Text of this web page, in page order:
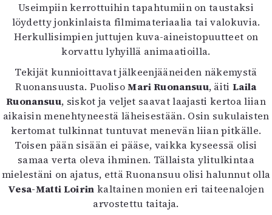
Useimpiin kerrottuihin tapahtumiin on taustaksi
löydetty jonkinlaista filmimateriaalia tai valokuvia.
Herkullisimpien juttujen kuva-aineistopuutteet on
korvattu lyhyillä animaatioilla.
Tekijät kunnioittavat jälkeenjääneiden näkemystä
Ruonansuusta. PuolisoMari Ruonansuu, äitiLaila
Ruonansuu, siskot ja veljet saavat laajasti kertoa liian
aikaisin menehtyneestä läheisestään. Osin sukulaisten
kertomat tulkinnat tuntuvat menevän liian pitkälle.
Toisen pään sisään ei pääse, vaikka kyseessä olisi
samaa verta oleva ihminen. Tällaista ylitulkintaa
mielestäni on ajatus, että Ruonansuu olisi halunnut olla
Vesa-Matti Loirin kaltainen monien eri taiteenalojen
arvostettu taitaja.